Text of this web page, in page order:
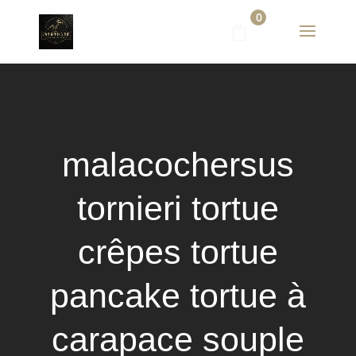
0
malacochersus
tornieri tortue
crêpes tortue
pancake tortue à
carapace souple